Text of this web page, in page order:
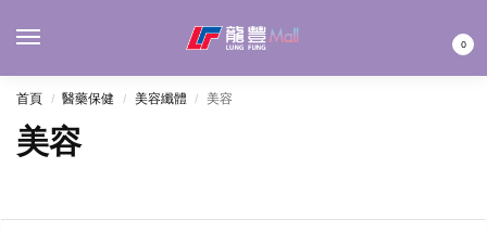
0
首頁 / 醫藥保健 / 美容纖體 / 美容
美容